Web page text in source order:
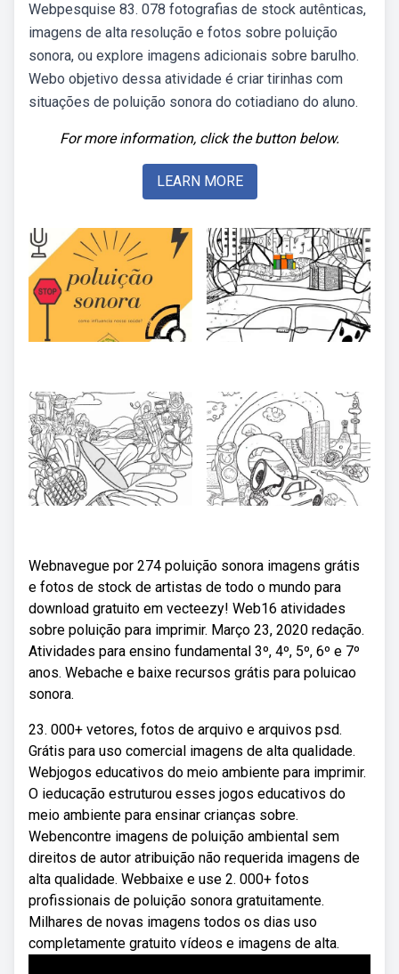
Webpesquise 83. 078 fotografias de stock autênticas,
imagens de alta resolução e fotos sobre poluição
sonora, ou explore imagens adicionais sobre barulho.
Webo objetivo dessa atividade é criar tirinhas com
situações de poluição sonora do cotiadiano do aluno.
For more information, click the button below.
LEARN MORE
Webnavegue por 274 poluição sonora imagens grátis
e fotos de stock de artistas de todo o mundo para
download gratuito em vecteezy! Web16 atividades
sobre poluição para imprimir. Março 23, 2020 redação.
Atividades para ensino fundamental 3º, 4º, 5º, 6º e 7º
anos. Webache e baixe recursos grátis para poluicao
sonora.
23. 000+ vetores, fotos de arquivo e arquivos psd.
Grátis para uso comercial imagens de alta qualidade.
Webjogos educativos do meio ambiente para imprimir.
O ieducação estruturou esses jogos educativos do
meio ambiente para ensinar crianças sobre.
Webencontre imagens de poluição ambiental sem
direitos de autor atribuição não requerida imagens de
alta qualidade. Webbaixe e use 2. 000+ fotos
profissionais de poluição sonora gratuitamente.
Milhares de novas imagens todos os dias uso
completamente gratuito vídeos e imagens de alta.